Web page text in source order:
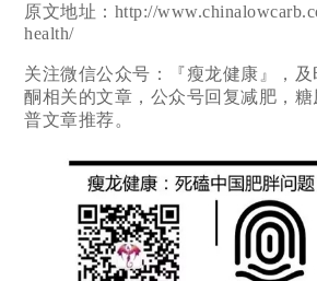
原文地址：http://
health/
关注微信公众号：『瘦龙健康』，
酮相关的文章，公众号回复减肥，
普文章推荐。